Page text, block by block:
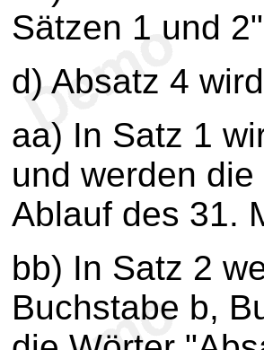
Sätzen 1 und
d) Absatz 4
aa) In Satz 1
und werden
Ablauf des 31.
bb) In Satz 2
Buchstabe b,